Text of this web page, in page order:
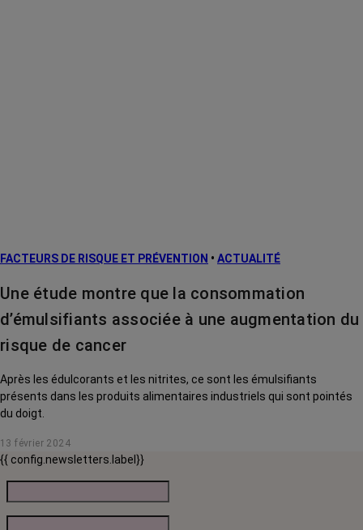
FACTEURS DE RISQUE ET PRÉVENTION • ACTUALITÉ
Une étude montre que la consommation
d’émulsifiants associée à une augmentation du
risque de cancer
Après les édulcorants et les nitrites, ce sont les émulsifiants
présents dans les produits alimentaires industriels qui sont pointés
du doigt.
13 février 2024
{{ config.newsletters.label}}